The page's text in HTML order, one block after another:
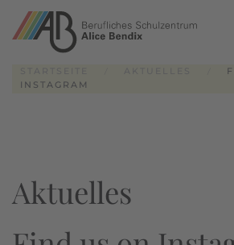
Zum Hauptinhalt springen
INSTAGRAM
Aktuelles